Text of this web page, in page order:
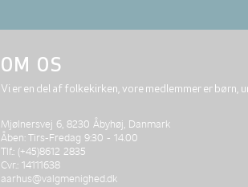
OM OS
Vi er en del af folkekirken, vore medlemmer er børn,
Mjølnersvej 6, 8230 Åbyhøj, Danmark
Åben: Tirs-Fredag 9:30 - 14.00
Tlf.: (+45)8612 2835
Cvr.: 14111638
aarhus@valgmenighed.dk